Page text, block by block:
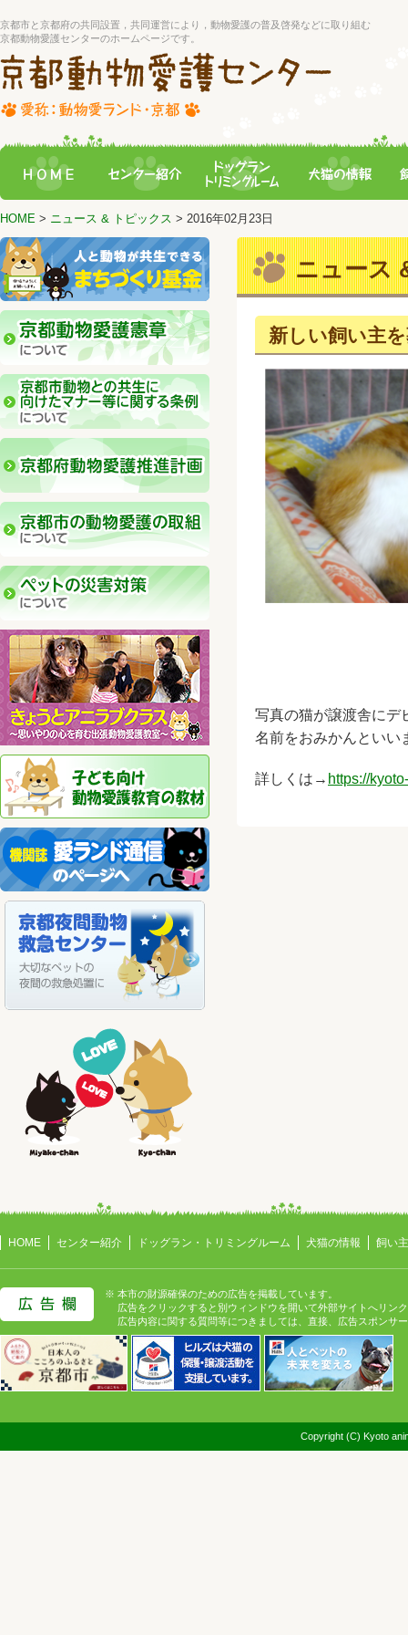
京都市と京都府の共同設置，共同運営により，動物愛護の普及啓発などに取り組む
京都動物愛護センターのホームページです。
HOME > ニュース & トピックス > 2016年02月23日
ニュース
新しい飼い主
写真の猫が譲渡舎にデ
名前をおみかんといい
詳しくは→ https://
HOME センター紹介 ドッグラン・トリミングルーム 犬猫の情報 飼い
※ 本市の財源確保のための広告を掲載しています。
広告をクリックすると別ウィンドウを開いて外部サイトへリン
広告内容に関する質問等につきましては、直接、広告スポンサ
Copyright (C) Kyoto